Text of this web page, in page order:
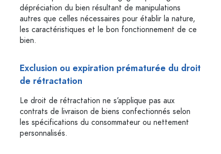
dépréciation du bien résultant de manipulations
autres que celles nécessaires pour établir la nature,
les caractéristiques et le bon fonctionnement de ce
bien.
Exclusion ou expiration prématurée du droit
de rétractation
Le droit de rétractation ne s’applique pas aux
contrats de livraison de biens confectionnés selon
les spécifications du consommateur ou nettement
personnalisés.